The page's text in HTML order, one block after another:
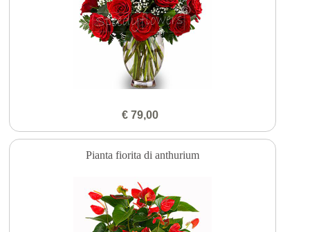
€ 79,00
Pianta fiorita di anthurium